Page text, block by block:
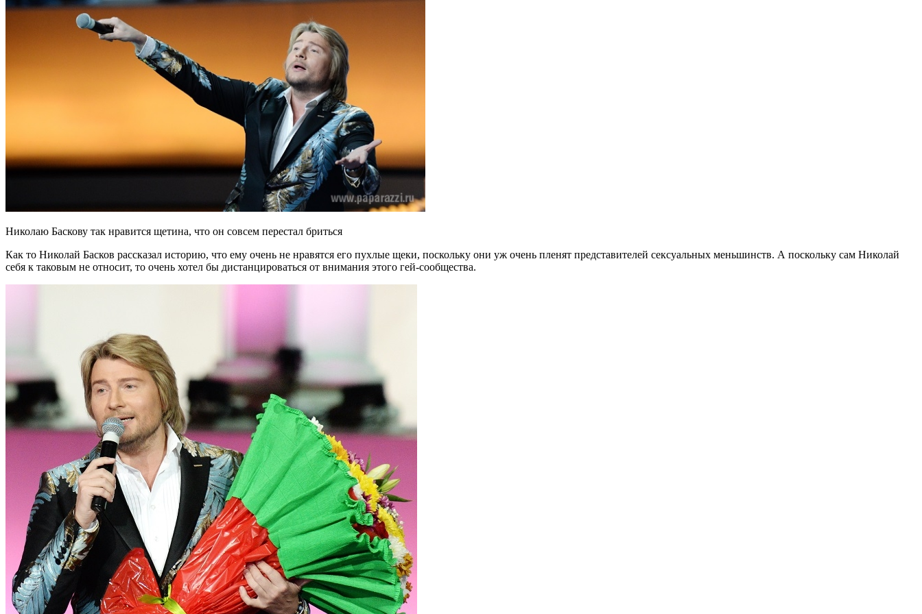
Николаю Баскову так нравится щетина, что он совсем перестал бриться
Как то Николай Басков рассказал историю, что ему очень не нравятся его пухлые щеки, поскольку они уж очень пленят представителей сексуальных меньшинств. А поскольку сам Николай
себя к таковым не относит, то очень хотел бы дистанцироваться от внимания этого гей-сообщества.